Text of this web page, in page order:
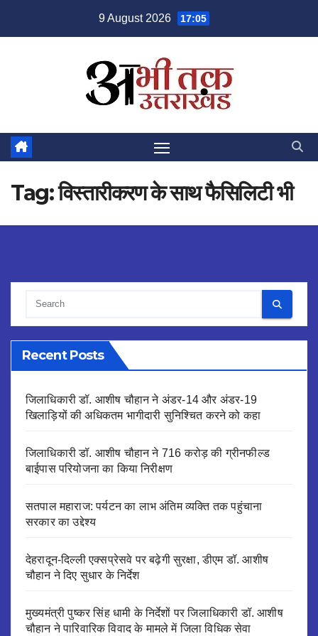
9 August 2026 17:05
Tag:विस्तारीकरण के साथ फैसिलिटी भी
Recent Posts
जिलाधिकारी डॉ. आशीष चौहान ने अंडर-14 और अंडर-19
खिलाड़ियों की अधिकतम भागीदारी सुनिश्चित करने को कहा
जिलाधिकारी डॉ. आशीष चौहान ने 716 करोड़ की ग्रीनफील्ड
बाईपास परियोजना का किया निरीक्षण
सतपाल महाराज: पर्यटन का लाभ अंतिम व्यक्ति तक पहुंचाना
सरकार का उद्देश्य
देहरादून-दिल्ली एक्सप्रेसवे पर बढ़ेगी सुरक्षा, डीएम डॉ. आशीष
चौहान ने दिए सुधार के निर्देश
मुख्यमंत्री पुष्कर सिंह धामी के निर्देशों पर जिलाधिकारी डॉ. आशीष
चौहान ने पारिवारिक विवाद के मामले में जिला विधिक सेवा